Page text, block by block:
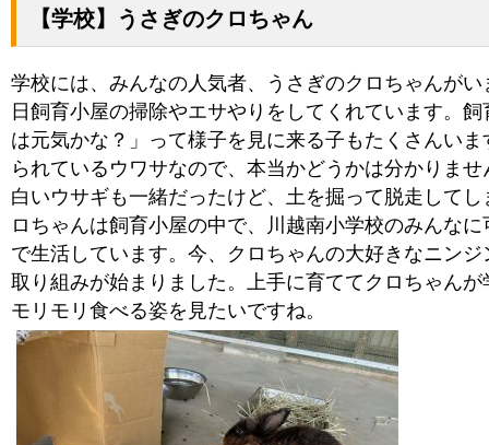
【学校】うさぎのクロちゃん
学校には、みんなの人気者、うさぎのクロちゃんが
日飼育小屋の掃除やエサやりをしてくれています。
は元気かな？」って様子を見に来る子もたくさんい
られているウワサなので、本当かどうかは分かりま
白いウサギも一緒だったけど、土を掘って脱走して
ロちゃんは飼育小屋の中で、川越南小学校のみんな
で生活しています。今、クロちゃんの大好きなニン
取り組みが始まりました。上手に育ててクロちゃん
モリモリ食べる姿を見たいですね。